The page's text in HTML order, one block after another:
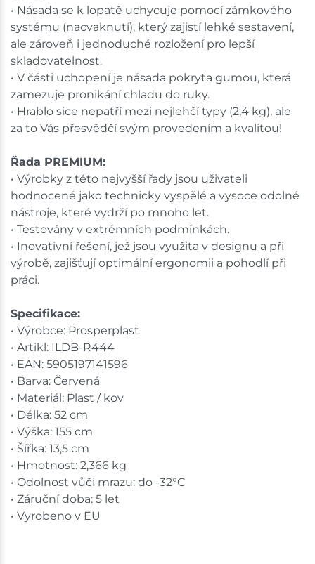
• Násada se k lopatě uchycuje pomocí zámkového
systému (nacvaknutí), který zajistí lehké sestavení,
ale zároveň i jednoduché rozložení pro lepší
skladovatelnost.
• V části uchopení je násada pokryta gumou, která
zamezuje pronikání chladu do ruky.
• Hrablo sice nepatří mezi nejlehčí typy (2,4 kg), ale
za to Vás přesvědčí svým provedením a kvalitou!
Řada PREMIUM:
• Výrobky z této nejvyšší řady jsou uživateli
hodnocené jako technicky vyspělé a vysoce odolné
nástroje, které vydrží po mnoho let.
• Testovány v extrémních podmínkách.
• Inovativní řešení, jež jsou využita v designu a při
výrobě, zajišťují optimální ergonomii a pohodlí při
práci.
Specifikace:
• Výrobce: Prosperplast
• Artikl: ILDB-R444
• EAN: 5905197141596
• Barva: Červená
• Materiál: Plast / kov
• Délka: 52 cm
• Výška: 155 cm
• Šířka: 13,5 cm
• Hmotnost: 2,366 kg
• Odolnost vůči mrazu: do -32°C
• Záruční doba: 5 let
• Vyrobeno v EU